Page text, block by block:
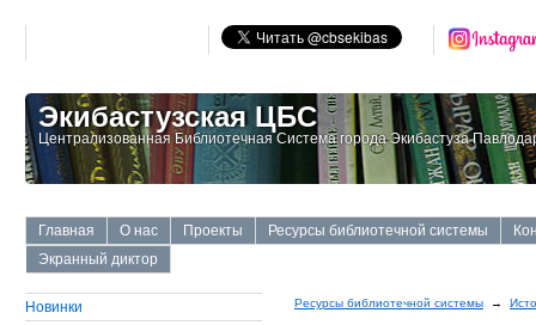
Экибастузская ЦБС
Централизованная Библиотечная Система города Экибастуза
Главная О нас Проекты Ресурсы библиотечной системы
Экранный диктор
Новинки
Ресурсы библиотечной системы →